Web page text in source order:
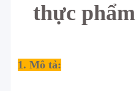
thực
1. Mô tả: